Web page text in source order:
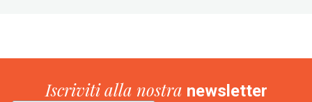
Iscriviti alla nostra newsletter